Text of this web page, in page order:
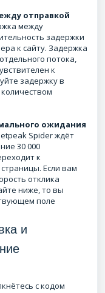
отправкой
между
задержки
к сайту. Задержка
потока,
к
задержку в
ожидания
Spider ждёт
30 000
к
Если вам
отклика
ниже, то вы
поле
и
с кодом